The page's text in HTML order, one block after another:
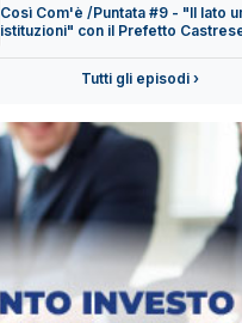
Così Com'è /Puntata #9 - "Il lato
istituzioni" con il Prefetto
Tutti gli episodi ›